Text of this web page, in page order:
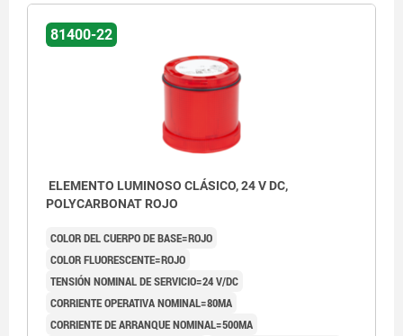
81400-22
ELEMENTO LUMINOSO CLÁSICO, 24 V DC,
POLYCARBONAT ROJO
COLOR DEL CUERPO DE BASE=ROJO
COLOR FLUORESCENTE=ROJO
TENSIÓN NOMINAL DE SERVICIO=24 V/DC
CORRIENTE OPERATIVA NOMINAL=80MA
CORRIENTE DE ARRANQUE NOMINAL=500MA